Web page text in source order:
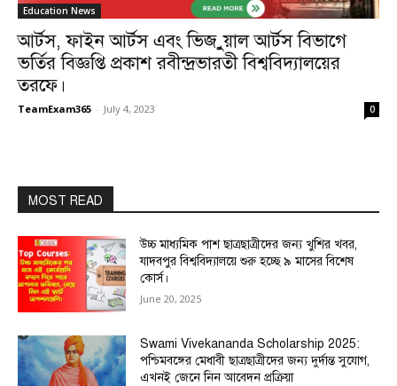
Education News
আর্টস, ফাইন আর্টস এবং ভিজ়ুয়াল আর্টস বিভাগে
ভর্তির বিজ্ঞপ্তি প্রকাশ রবীন্দ্রভারতী বিশ্ববিদ্যালয়ের
তরফে।
TeamExam365 - July 4, 2023 0
MOST READ
উচ্চ মাধ্যমিক পাশ ছাত্রছাত্রীদের জন্য খুশির খবর,
যাদবপুর বিশ্ববিদ্যালয়ে শুরু হচ্ছে ৯ মাসের বিশেষ
কোর্স।
June 20, 2025
Swami Vivekananda Scholarship 2025:
পশ্চিমবঙ্গের মেধাবী ছাত্রছাত্রীদের জন্য দুর্দান্ত সুযোগ,
এখনই জেনে নিন আবেদন প্রক্রিয়া